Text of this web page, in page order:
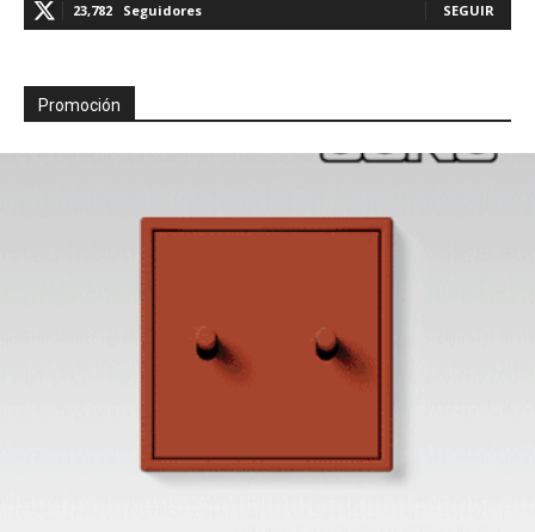
23,782 Seguidores SEGUIR
Promoción